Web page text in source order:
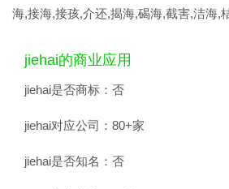
海,接海,接孩,介还,揭海,碣海,截害,洁海,
jiehai的商业应用
jiehai是否商标： 否
jiehai对应公司： 80+家
jiehai是否知名： 否